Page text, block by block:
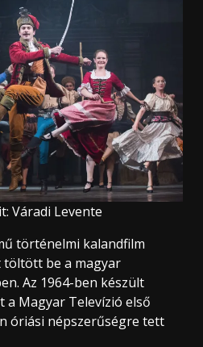
Váradi Levente
történelmi kalandfilm
be a magyar
Az 1964-ben készült
Magyar Televízió első
óriási népszerűségre tett